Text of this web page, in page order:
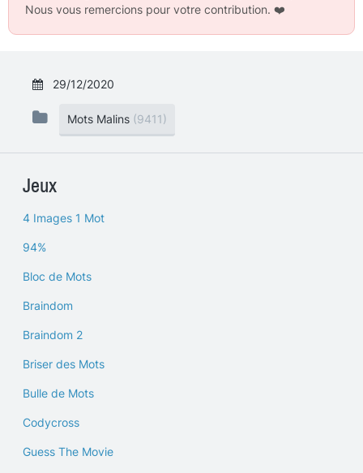
Nous vous remercions pour votre contribution. ❤️
29/12/2020
Mots Malins (9411)
Jeux
4 Images 1 Mot
94%
Bloc de Mots
Braindom
Braindom 2
Briser des Mots
Bulle de Mots
Codycross
Guess The Movie